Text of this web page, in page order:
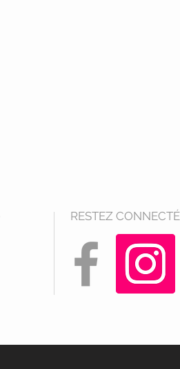
RESTEZ CONNECTÉ